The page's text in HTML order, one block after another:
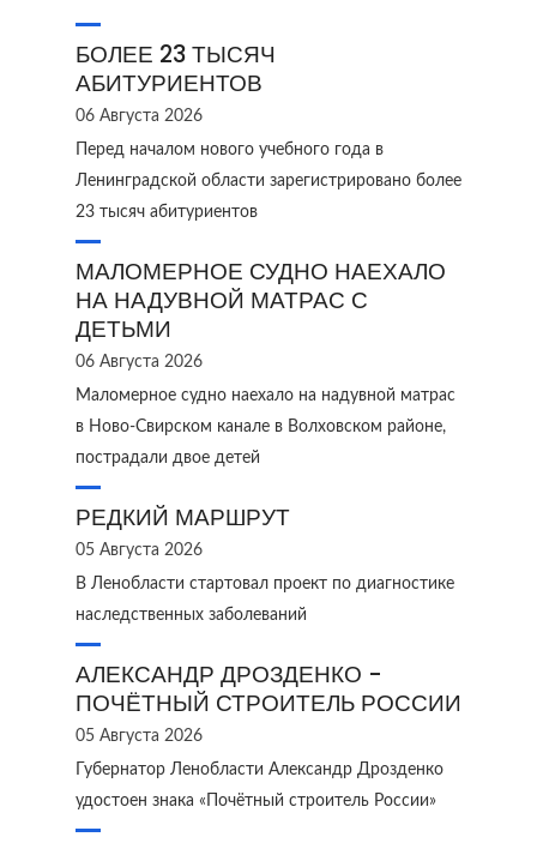
БОЛЕЕ 23 ТЫСЯЧ
АБИТУРИЕНТОВ
06 Августа 2026
Перед началом нового учебного года в
Ленинградской области зарегистрировано более
23 тысяч абитуриентов
МАЛОМЕРНОЕ СУДНО НАЕХАЛО
НА НАДУВНОЙ МАТРАС С
ДЕТЬМИ
06 Августа 2026
Маломерное судно наехало на надувной матрас
в Ново‑Свирском канале в Волховском районе,
пострадали двое детей
РЕДКИЙ МАРШРУТ
05 Августа 2026
В Ленобласти стартовал проект по диагностике
наследственных заболеваний
АЛЕКСАНДР ДРОЗДЕНКО -
ПОЧЁТНЫЙ СТРОИТЕЛЬ РОССИИ
05 Августа 2026
Губернатор Ленобласти Александр Дрозденко
удостоен знака «Почётный строитель России»